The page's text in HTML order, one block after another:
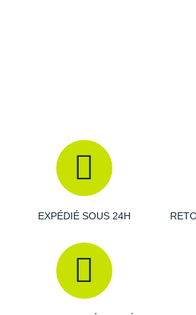
Empeigne (partie supérieure
pied)
: Douce et respirante, elle
et confortable, idéale pour des
Semelle extérieure
,
caoutchouc vous assure une
votre parcours.
EXPÉDIÉ SOUS 24H